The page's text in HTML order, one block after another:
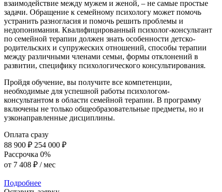
взаимодействие между мужем и женой, – не самые простые
задачи. Обращение к семейному психологу может помочь
устранить разногласия и помочь решить проблемы и
недопонимания. Квалифицированный психолог-консультант
по семейной терапии должен знать особенности детско-
родительских и супружеских отношений, способы терапии
между различными членами семьи, формы отклонений в
развитии, специфику психологического консультирования.
Пройдя обучение, вы получите все компетенции,
необходимые для успешной работы психологом-
консультантом в области семейной терапии. В программу
включены не только общеобразовательные предметы, но и
узконаправленные дисциплины.
Оплата сразу
88 900 ₽ 254 000 ₽
Рассрочка 0%
от 7 408 ₽ / мес
Подробнее